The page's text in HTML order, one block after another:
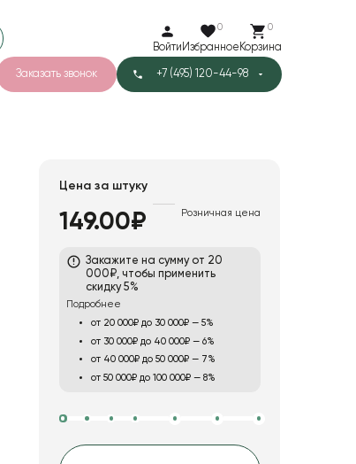
Войти
0
Избранное
0
Корзина
Заказать звонок +7 (495) 120-44-98
Цена за штуку
149.00₽ Розничная цена
Закажите на сумму от 20
000₽, чтобы применить
скидку 5%
Подробнее
от 20 000₽ до 30 000₽ — 5%
от 30 000₽ до 40 000₽ — 6%
от 40 000₽ до 50 000₽ — 7%
от 50 000₽ до 100 000₽ — 8%